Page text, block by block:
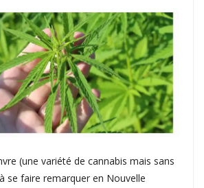
(une variété de cannabis mais sans
se faire remarquer en Nouvelle